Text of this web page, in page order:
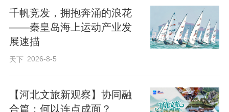
州区第五小学师生代表走进水厂，开启沉
浸式节水科普之旅。活动打破传统课堂宣
讲的局限，通过实地参观净水车间、现场
讲解制水工艺、互动问答解惑、实践体验
到饮用水的全过程，详细了解城市供水的
千帆竞发，拥抱奔涌的浪花
——秦皇岛海上运动产业发
展速描
天下 2026-8-5
【河北文旅新观察】协同融
合篇：何以连点成面？